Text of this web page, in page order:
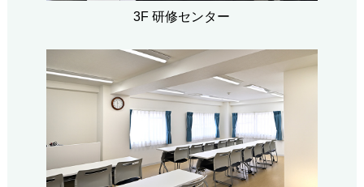
3F 研修センター